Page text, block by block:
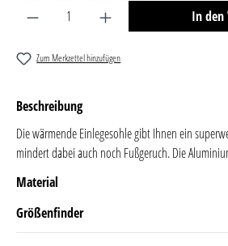
Produkt Anzahl: Gib den In den
Zum Merkzettel hinzufügen
Beschreibung
Die wärmende Einlegesohle gibt Ihnen ein
mindert dabei auch noch Fußgeruch. Die
Material
Größenfinder